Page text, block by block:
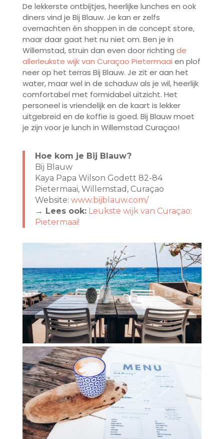
De lekkerste ontbijtjes, heerlijke lunches en ook
diners vind je Bij Blauw. Je kan er zelfs
overnachten én shoppen in de concept store,
maar daar gaat het nu niet om. Ben je in
Willemstad, struin dan even door richting de
allerleukste wijk van Curaçao Pietermaai en plof
neer op het terras Bij Blauw. Je zit er aan het
water, maar wel in de schaduw als je wil, heerlijk
comfortabel met formidabel uitzicht. Het
personeel is vriendelijk en de kaart is lekker
uitgebreid en de koffie is goed. Bij Blauw moet
je zijn voor je lunch in Willemstad Curaçao!
Hoe kom je Bij Blauw?
Bij Blauw
Kaya Papa Wilson Godett 82-84
Pietermaai, Willemstad, Curaçao
Website: www.bijblauw.com/
→ Lees ook: Leukste wijk van Curaçao:
Pietermaai!